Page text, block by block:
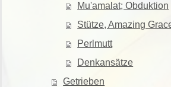
Mu'amalat; Obduktion
Stütze, Amazing
Perlmutt
Denkansätze
Getrieben